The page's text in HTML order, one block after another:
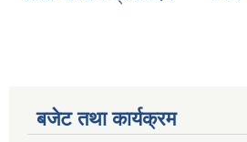
बजेट तथा कार्यक्रम